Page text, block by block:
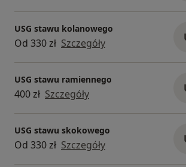
USG stawu kolanowego
Od 330 zł Szczegóły
USG stawu ramiennego
400 zł Szczegóły
USG stawu skokowego
Od 330 zł Szczegóły